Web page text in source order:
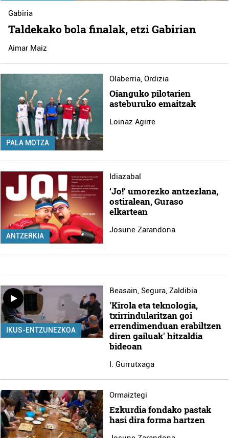
Gabiria
Taldekako bola finalak, etzi Gabirian
Aimar Maiz
PALA MOTZA
Olaberria, Ordizia
Oianguko pilotarien
asteburuko emaitzak
Loinaz Agirre
ANTZERKIA
Idiazabal
‘Jo!’ umorezko antzezlana,
ostiralean, Guraso
elkartean
Josune Zarandona
IKUS-ENTZUNEZKOA
Beasain, Segura, Zaldibia
'Kirola eta teknologia,
txirrindularitzan goi
errendimenduan erabiltzen
diren gailuak' hitzaldia
bideoan
I. Gurrutxaga
Ormaiztegi
Ezkurdia fondako pastak
hasi dira forma hartzen